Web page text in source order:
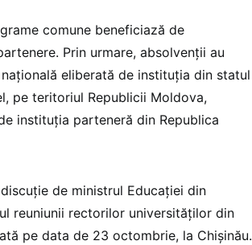
comune beneficiază de
Prin urmare, absolvenții au
eliberată de instituția din statul
pe teritoriul Republicii Moldova,
instituția parteneră din Republica
de ministrul Educației din
reuniunii rectorilor universităților din
pe data de 23 octombrie, la Chișinău.